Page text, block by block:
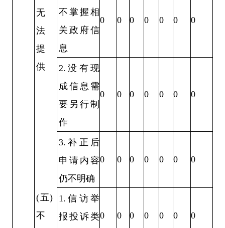
无
法
提
供
不掌握相
关政府信
息
0 0 0 0 0 0 0
2.没有现
成信息需
要另行制
作
0 0 0 0 0 0 0
3.补正后
申请内容
仍不明确
0 0 0 0 0 0 0
(五)
不
1.信访举
报投诉类0 0 0 0 0 0 0